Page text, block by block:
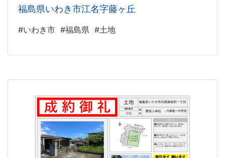
福島県いわき市江名字藤ヶ丘
#いわき市 #福島県 #土地